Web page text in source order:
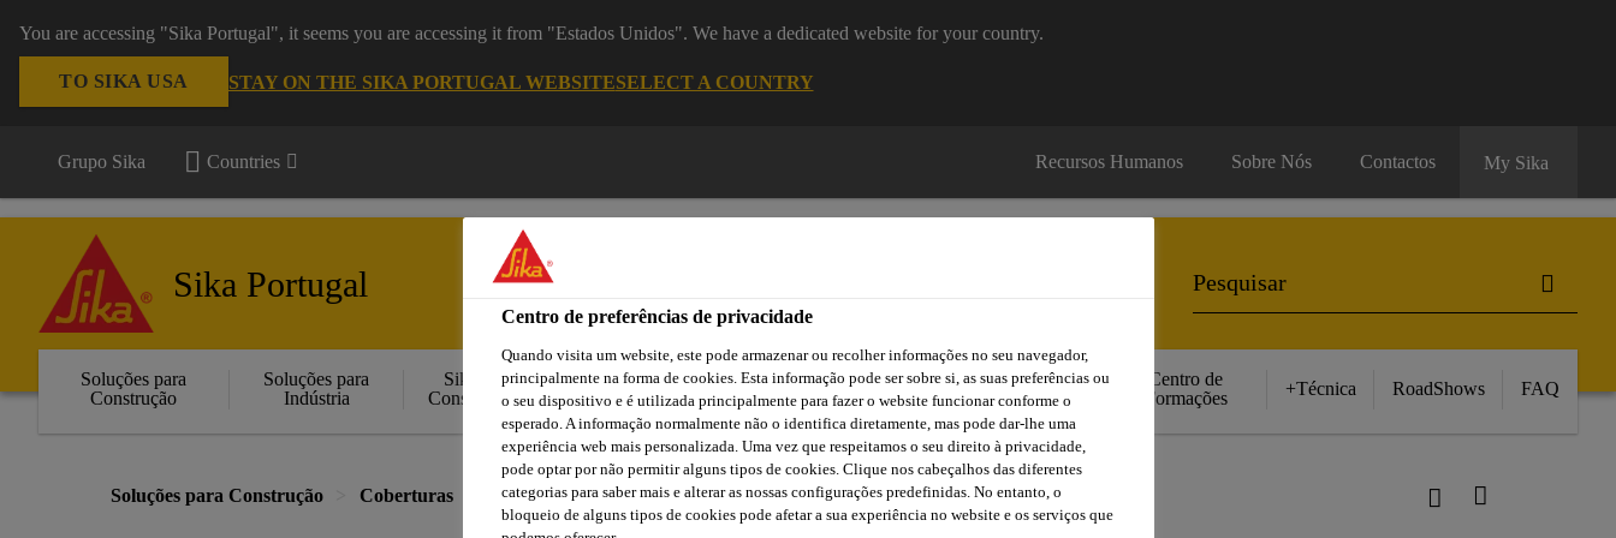
You are accessing "Sika Portugal", it seems you are accessing it from "Estados Unidos". We have a dedicated website for your country.
TO SIKA USA STAY ON THE SIKA PORTUGAL WEBSITESELECT A COUNTRY
Grupo Sika Countries Recursos Humanos Sobre Nós Contactos My Sika
Sika Portugal
Soluções para
Construção
Soluções para
Indústria
Sika
Consigo
Cidade
Sika
Lojas /
Aplicadores Sika
Transferências
Obras de
Referência
Centro de
Formações
+Técnica RoadShows FAQ
Soluções para Construção Coberturas Acessórios para Coberturas Sarnavap®-2000 E
Centro de preferências de privacidade
Quando visita um website, este pode armazenar ou recolher informações no seu navegador,
principalmente na forma de cookies. Esta informação pode ser sobre si, as suas preferências ou
o seu dispositivo e é utilizada principalmente para fazer o website funcionar conforme o
esperado. A informação normalmente não o identifica diretamente, mas pode dar-lhe uma
experiência web mais personalizada. Uma vez que respeitamos o seu direito à privacidade,
pode optar por não permitir alguns tipos de cookies. Clique nos cabeçalhos das diferentes
categorias para saber mais e alterar as nossas configurações predefinidas. No entanto, o
bloqueio de alguns tipos de cookies pode afetar a sua experiência no website e os serviços que